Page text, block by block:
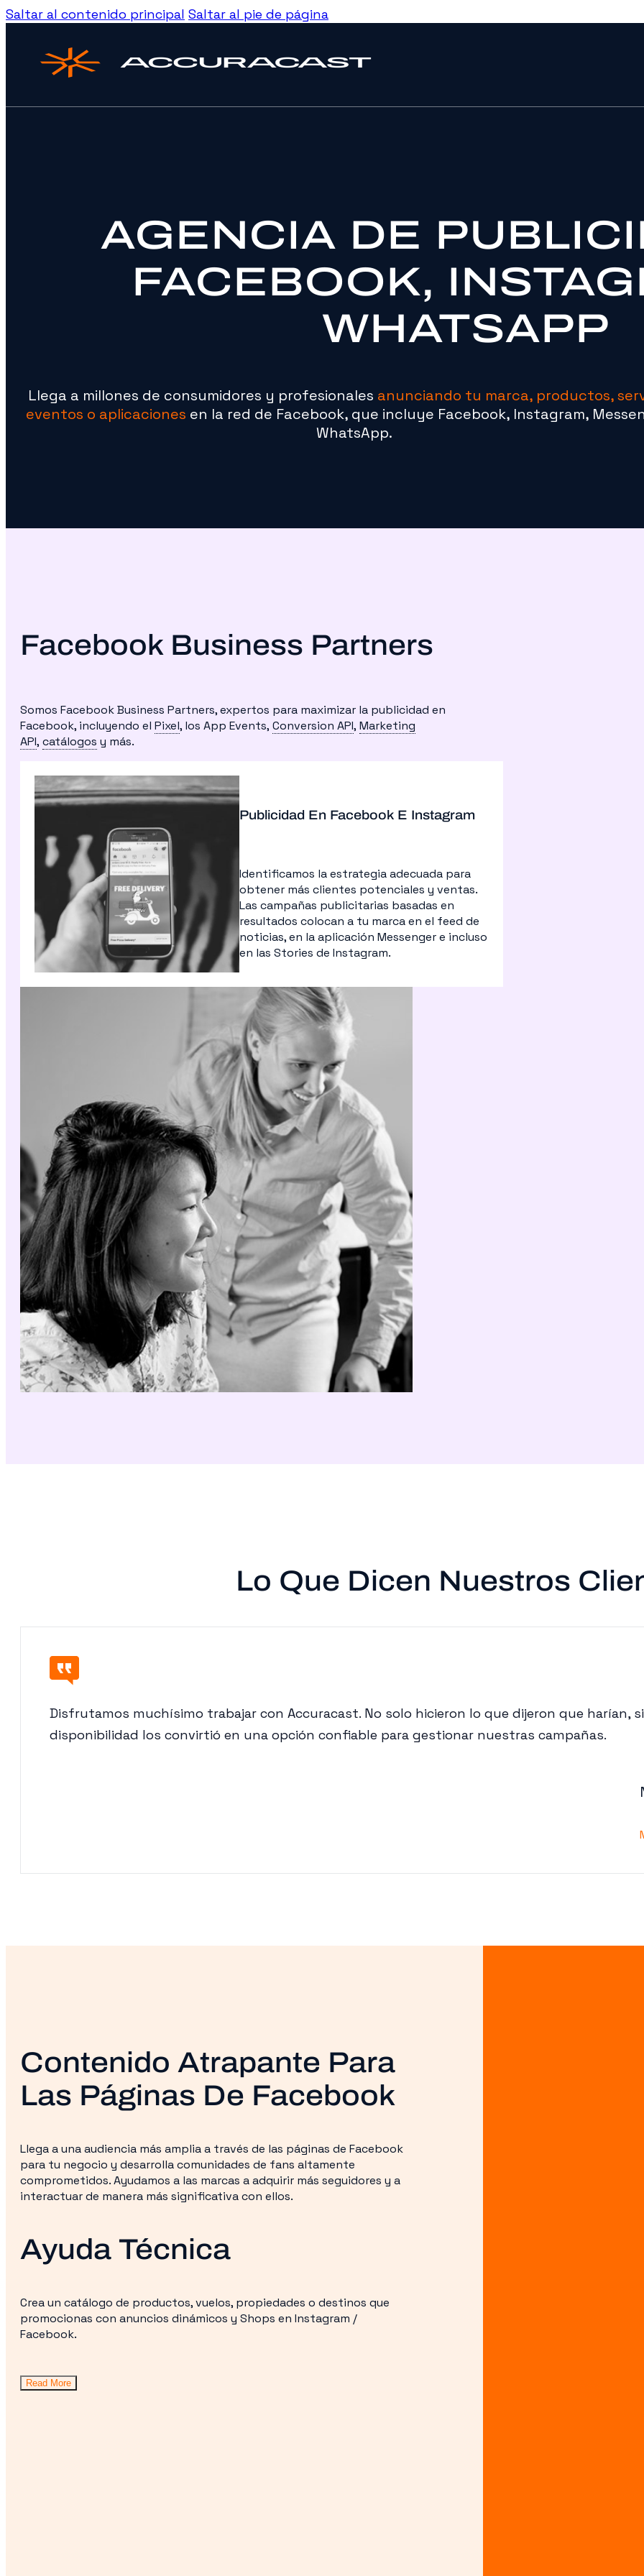
Saltar al contenido principal Saltar al pie de página
AGENCIA DE
FACEBOOK,
WHATSAPP
Llega a millones de consumidores y profesionales anunciando tu marca, productos,
eventos o aplicaciones en la red de Facebook, que incluye Facebook, Instagram,
WhatsApp.
Facebook Business Partners
Somos Facebook Business Partners, expertos para maximizar la publicidad en
Facebook, incluyendo el Pixel, los App Events, Conversion API, Marketing
API, catálogos y más.
Publicidad En Facebook E Instagram
Identificamos la estrategia adecuada para
obtener más clientes potenciales y ventas.
Las campañas publicitarias basadas en
resultados colocan a tu marca en el feed de
noticias, en la aplicación Messenger e incluso
en las Stories de Instagram.
Lo Que Dicen Nuestros
Disfrutamos muchísimo trabajar con Accuracast. No solo hicieron lo que dijeron que harían,
disponibilidad los convirtió en una opción confiable para gestionar nuestras campañas.
Contenido Atrapante Para
Las Páginas De Facebook
Llega a una audiencia más amplia a través de las páginas de Facebook
para tu negocio y desarrolla comunidades de fans altamente
comprometidos. Ayudamos a las marcas a adquirir más seguidores y a
interactuar de manera más significativa con ellos.
Ayuda Técnica
Crea un catálogo de productos, vuelos, propiedades o destinos que
promocionas con anuncios dinámicos y Shops en Instagram /
Facebook.
Read More